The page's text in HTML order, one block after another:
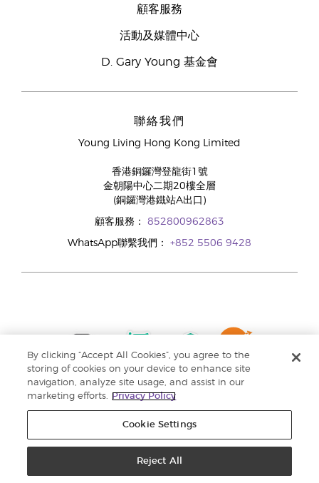
顧客服務
活動及媒體中心
D. Gary Young 基金會
聯絡我們
Young Living Hong Kong Limited
香港銅鑼灣登龍街1號
金朝陽中心二期20樓全層
(銅鑼灣港鐵站A出口)
顧客服務： 852800962863
WhatsApp聯繫我們： +852 5506 9428
By clicking “Accept All Cookies”, you agree to the
storing of cookies on your device to enhance site
navigation, analyze site usage, and assist in our
marketing efforts.
Privacy Policy
Cookie Settings
Reject All